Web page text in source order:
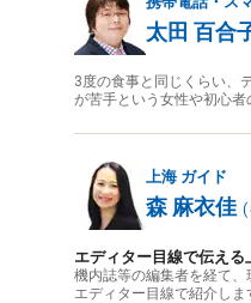
太田 百合
3度の食事と同じくらい、
が苦手という女性や初心
上海 ガイド
森 麻衣佳 (
エディター目線で伝え
機内誌等の編集者を経て
エディター目線で紹介しま